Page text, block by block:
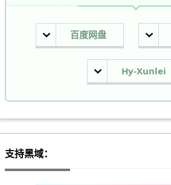
百度网盘
Hy-Xunlei
支持黑域：